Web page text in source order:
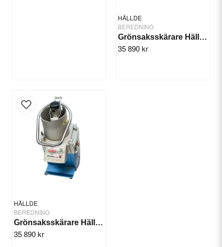
HÄLLDE
BEREDNING
Grönsaksskärare Hällde RG-250 diwash 3-fas
35 890 kr
HÄLLDE
BEREDNING
Grönsaksskärare Hällde RG-250 diwash 1-fas
35 890 kr